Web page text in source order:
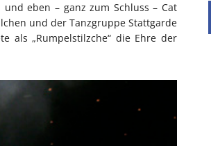
eben – ganz zum Schluss – Cat
und der Tanzgruppe Stattgarde
als „Rumpelstilzche“ die Ehre der